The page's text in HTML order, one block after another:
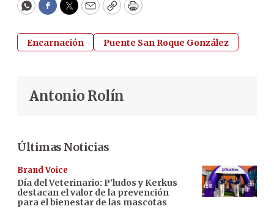
WhatsApp
Facebook
Twitter
EmailCopyPrint
Encarnación Puente San Roque González
Antonio Rolín
Últimas Noticias
Brand Voice
Día del Veterinario: P’ludos y Kerkus
destacan el valor de la prevención
para el bienestar de las mascotas